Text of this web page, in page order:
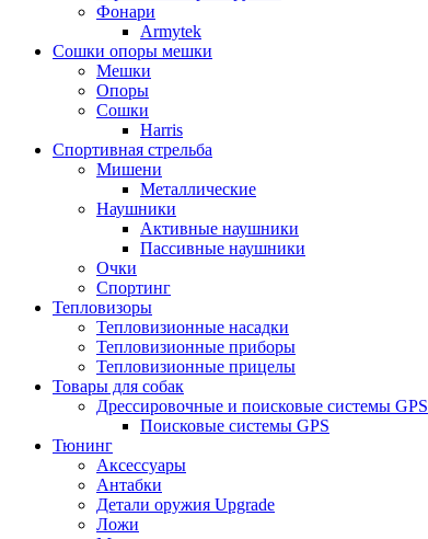
Фонари
Armytek
Сошки опоры мешки
Мешки
Опоры
Сошки
Harris
Спортивная стрельба
Мишени
Металлические
Наушники
Активные наушники
Пассивные наушники
Очки
Спортинг
Тепловизоры
Тепловизионные насадки
Тепловизионные приборы
Тепловизионные прицелы
Товары для собак
Дрессировочные и поисковые системы GPS
Поисковые системы GPS
Тюнинг
Аксессуары
Антабки
Детали оружия Upgrade
Ложи